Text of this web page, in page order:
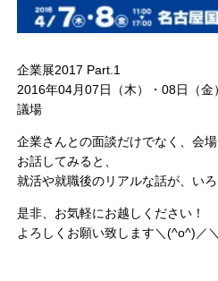
企業展2017 Part.1
2016年04月07日（木）・08日（
議場
企業さんとの面談だけでなく、会
お話してみると、
就活や就職後のリアルな話が、い
是非、お気軽にお越しください！
よろしくお願い致します＼(^o^)／